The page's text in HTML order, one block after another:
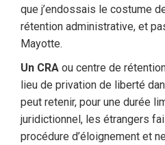
que j’endossais le costume
rétention administrative, et
Mayotte.
Un CRA ou centre de
lieu de privation de liberté
peut retenir, pour une durée
juridictionnel, les étrangers
procédure d’éloignement et